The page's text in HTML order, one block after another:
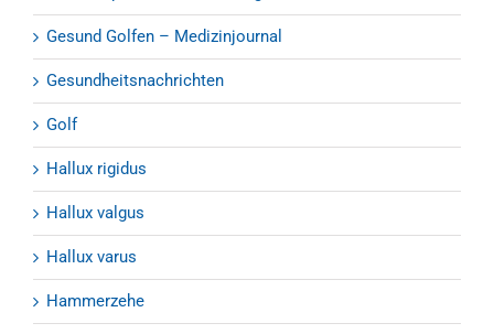
Gesund Golfen – Medizinjournal
Gesundheitsnachrichten
Golf
Hallux rigidus
Hallux valgus
Hallux varus
Hammerzehe